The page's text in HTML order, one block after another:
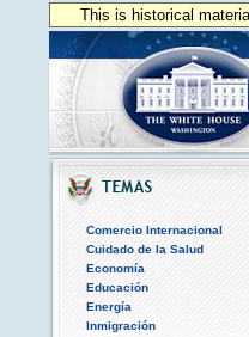
This is historical
Comercio Internacional
Cuidado de la Salud
Economía
Educación
Energía
Inmigración